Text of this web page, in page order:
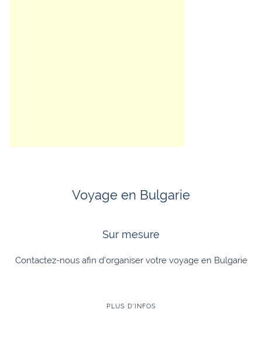
Voyage en Bulgarie
Sur mesure
Contactez-nous afin d'organiser votre voyage en Bulgarie
PLUS D'INFOS